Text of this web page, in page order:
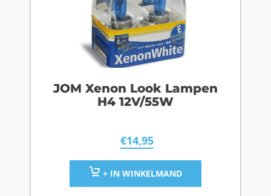
JOM Xenon Look Lampen
H4 12V/55W
€14,95
+ IN WINKELMAND